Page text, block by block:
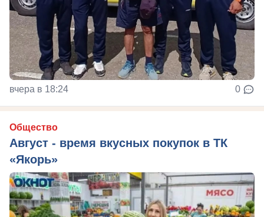
вчера в 18:24 0
Общество
Август - время вкусных покупок в ТК
«Якорь»